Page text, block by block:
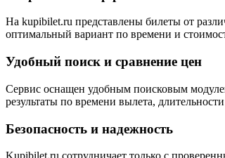
На kupibilet.ru представлены билеты от
оптимальный вариант по времени и
Удобный поиск и сравнение цен
Сервис оснащен удобным поисковым
результаты по времени вылета,
Безопасность и надежность